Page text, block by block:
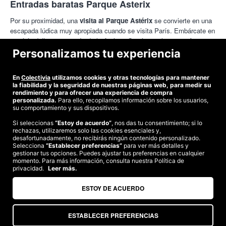
sensaciones y emociones! Ya sea al enfrentarse a los romanos
con los galos o al descubrir el universo de los egipcios o de los
vikingos, el parque os reserva muchísimas sorpresas para pasar
un día inolvidable. Por su proximidad, una visita al Parque
Astérix se convierte en una escapada lúdica muy apropiada
cuando se visita París. En 2017 descubre la nueva atracción de
través de la Antigua Grecia! Una odisea fantástica que te hará
descubrir un circuito sorprendente e inolvidable desde la
estación de Montparnos hasta el templo de Méduse. El Parque
Astérix se divide en 6 universos. Cada uno de ellos tiene
atracciones, restaurantes y algunos, incluso un espectáculo.
¡Disfruta con Colectivia!
Entradas baratas Parque Asterix
Por su proximidad, una visita al Parque Astérix se convierte en una
escapada lúdica muy apropiada cuando se visita París. Embárcate en
un viaje delirante a través de la Antigua Grecia con lasentradas
baratas para el Parque Asterix.Una odisea fantástica que te hará
descubrir un circuito sorprendente e inolvidable desde la estación de
en 6 universos. Cada uno de ellos tiene atracciones, restaurantes y
algunos, incluso un espectáculo vikingo que no te puedes perder.
©2026 Colectivia
Términos y condiciones|Política de privacidad|Política de cookies
Estudio turismo de verano 2020
Somos agencia de viajes. CIE: 2313
Personalizamos tu experiencia
En Colectivia utilizamos cookies y otras tecnologías para mantener
la fiabilidad y la seguridad de nuestras páginas web, para medir su
rendimiento y para ofrecer una experiencia de compra
personalizada. Para ello, recopilamos información sobre los usuarios,
su comportamiento y sus dispositivos.
Si seleccionas “Estoy de acuerdo”, nos das tu consentimiento; si lo
rechazas, utilizaremos solo las cookies esenciales y,
desafortunadamente, no recibirás ningún contenido personalizado.
Selecciona “Establecer preferencias” para ver más detalles y
gestionar tus opciones. Puedes ajustar tus preferencias en cualquier
momento. Para más información, consulta nuestra Política de
privacidad. Leer más.
ESTABLECER PREFERENCIAS
ESTOY DE ACUERDO